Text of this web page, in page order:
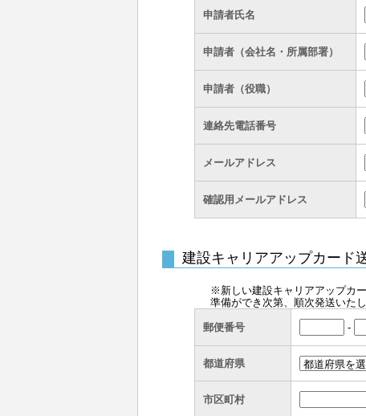
申請者氏名
申請者（会社名・所属部署）
申請者（役職）
連絡先電話番号
メールアドレス
確認用メールアドレス
建設キャリアアップカード
※新しい建設キャリアアップカ
準備ができ次第、順次発送いたし
郵便番号 -
都道府県
市区町村